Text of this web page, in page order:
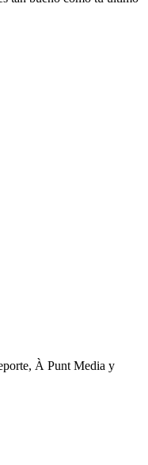
À Punt Media y